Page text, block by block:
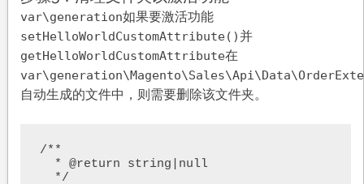
var\generation如果要激活功能
setHelloWorldCustomAttribute()并
getHelloWorldCustomAttribute在
自动生成的文件中，则需要删除该文件夹。
/**